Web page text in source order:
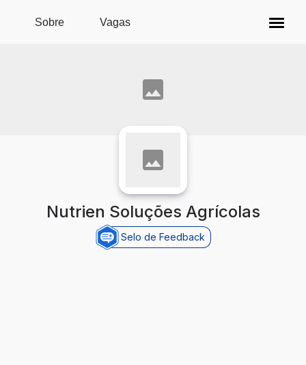
Pular para o conteúdo principal
Sobre Vagas
Nutrien Soluções Agrícolas
Selo de Feedback